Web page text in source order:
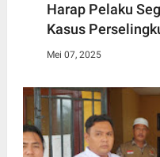
Harap Pelaku
Kasus
Mei 07, 2025